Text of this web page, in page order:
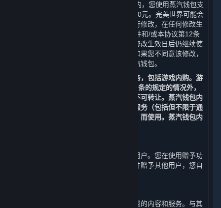
止。在任何二十四（24）小时的时间段内，您使用蒸汽钱包支
付的总金额，合计不得超过人民币14,000元。完美世界可能会
不时对蒸汽钱包的余额和使用的限制进行修改，在任何修改生
效日前的六十（60）日，我们会通过邮件和/或本协议第12条
中列明的其他方式通知您。如果您在该修改生效日后仍继续使
用您的帐户，则视为您接受了该修改；如果您不同意该修改，
您有权注销您的帐户或停止使用您的蒸汽钱包。
您可以使用蒸汽钱包余额购买内容和服务，包括游戏内购。游
戏内购仅可通过蒸汽钱包进行。除第3.G条的规定的情况外，
充值至蒸汽钱包内的余额不可退款，亦不可转让。蒸汽钱包内
的余额仅能通过蒸汽平台为购买内容和服务（包括但不限于通
过蒸汽平台提供的游戏和其他应用程序）而使用。蒸汽钱包内
您可以通过平台将游戏或软件赠予其他用户。您在使用赠予功
能时应知悉并确认一旦您将该游戏或软件赠予其他用户，您自
在一些情况下，完美世界可能会提供免费的内容和服务。与其